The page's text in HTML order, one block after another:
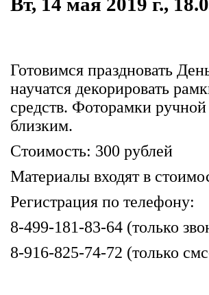
Вт, 14 мая 2019 г.,
Готовимся праздновать
научатся декорировать
средств. Фоторамки
близким.
Стоимость: 300 рублей
Материалы входят в
Регистрация по телефону:
8-499-181-83-64 (только
8-916-825-74-72 (только